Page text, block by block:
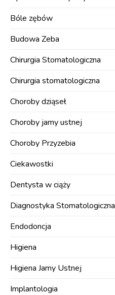
Bóle zębów
Budowa Zeba
Chirurgia Stomatologiczna
Chirurgia stomatologiczna
Choroby dziąseł
Choroby jamy ustnej
Choroby Przyzebia
Ciekawostki
Dentysta w ciąży
Diagnostyka Stomatologiczna
Endodoncja
Higiena
Higiena Jamy Ustnej
Implantologia